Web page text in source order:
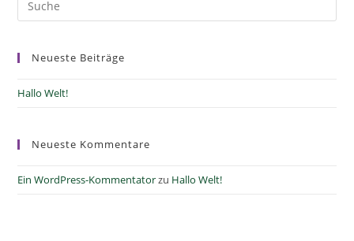
Neueste Beiträge
Hallo Welt!
Neueste Kommentare
Ein WordPress-Kommentatorzu Hallo Welt!